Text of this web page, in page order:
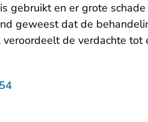
gebruikt en er grote
geweest dat de
de verdachte tot
- U verlaat Rechtspraak.nl